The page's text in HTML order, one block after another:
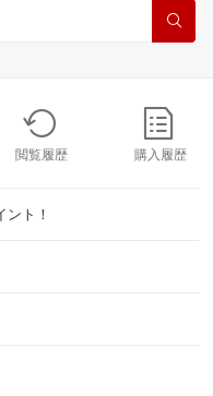
閲覧履歴 購入履歴
ト！